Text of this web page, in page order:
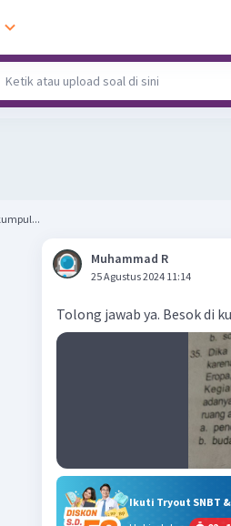
Muhammad R
25 Agustus 2024 11:14
Tolong jawab ya. Besok di
Ikuti Tryout SNBT